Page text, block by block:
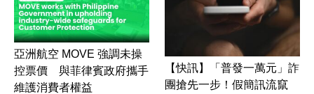
亞洲航空 MOVE 強調未操
控票價 與菲律賓政府攜手
維護消費者權益
【快訊】「普發一萬元」詐
團搶先一步！假簡訊流竄